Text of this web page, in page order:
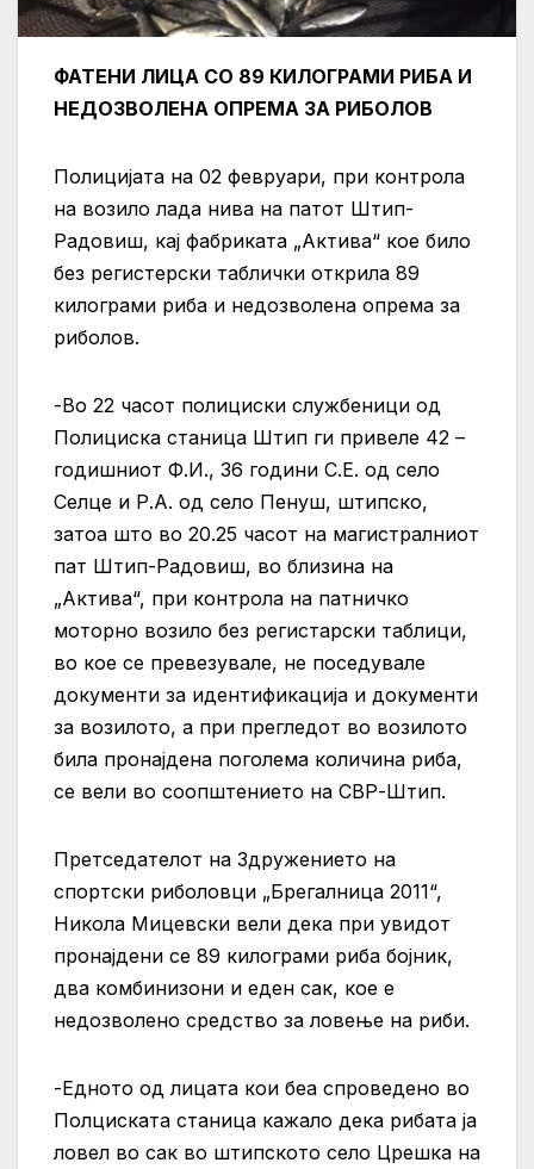
ФАТЕНИ ЛИЦА СО 89 КИЛОГРАМИ РИБА И
НЕДОЗВОЛЕНА ОПРЕМА ЗА РИБОЛОВ
Полицијата на 02 февруари, при контрола
на возило лада нива на патот Штип-
Радовиш, кај фабриката „Актива“ кое било
без регистерски таблички открила 89
килограми риба и недозволена опрема за
риболов.
-Во 22 часот полициски службеници од
Полициска станица Штип ги привеле 42 –
годишниот Ф.И., 36 години С.Е. од село
Селце и Р.А. од село Пенуш, штипско,
затоа што во 20.25 часот на магистралниот
пат Штип-Радовиш, во близина на
„Актива“, при контрола на патничко
моторно возило без регистарски таблици,
во кое се превезувале, не поседувале
документи за идентификација и документи
за возилото, а при прегледот во возилото
била пронајдена поголема количина риба,
се вели во соопштението на СВР-Штип.
Претседателот на Здружението на
спортски риболовци „Брегалница 2011“,
Никола Мицевски вели дека при увидот
пронајдени се 89 килограми риба бојник,
два комбинизони и еден сак, кое е
недозволено средство за ловење на риби.
-Едното од лицата кои беа спроведено во
Полциската станица кажало дека рибата ја
ловел во сак во штипското село Црешка на